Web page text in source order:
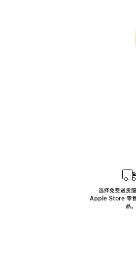
选择免费送货服
Apple Store 零售
品。